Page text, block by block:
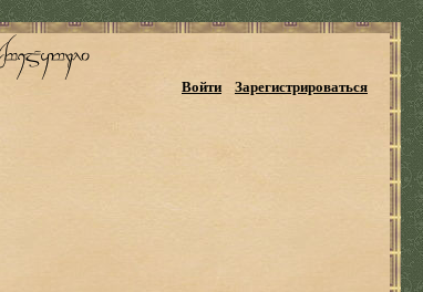
Войти Зарегистрироваться